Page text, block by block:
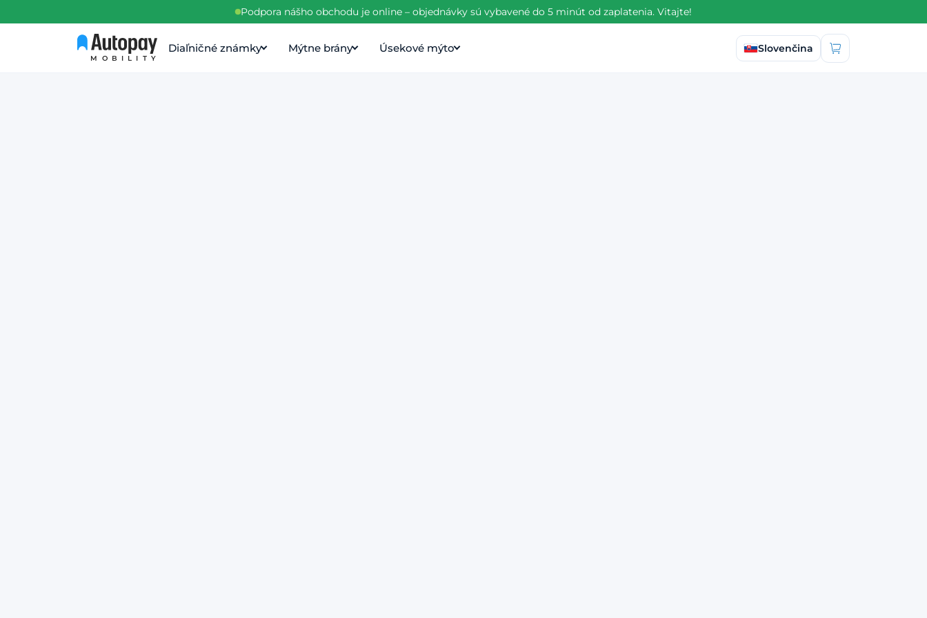
Podpora nášho obchodu je online – objednávky sú vybavené do 5 minút od zaplatenia. Vitajte!
MOBILITY
Diaľničné známky Mýtne brány Úsekové mýto
Vybrať jazyk
Slovenčina